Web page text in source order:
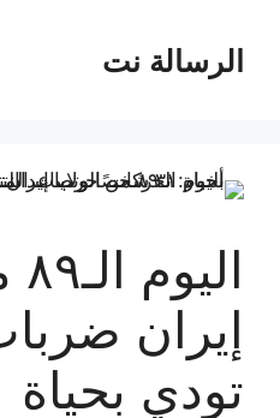
المحتوىالرسالة نت
إيران